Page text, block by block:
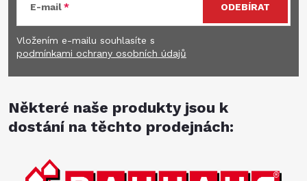
E-mail
Vložením e-mailu souhlasíte s
podmínkami ochrany osobních údajů
ODEBÍRAT
Některé naše produkty jsou k
dostání na těchto prodejnách: